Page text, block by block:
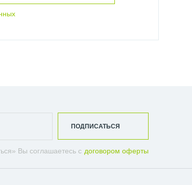
Вы соглашаетесь с договором оферты
ПОДПИСАТЬСЯ